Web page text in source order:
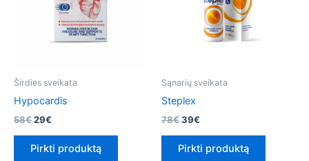
Širdies sveikata
Hypocardis
58€Original
was:
58€.
29€
is:
29€.
Pirkti produktą
Sąnarių sveikata
Steplex
78€Original
was:
78€.
39€
is:
39€.
Pirkti produktą